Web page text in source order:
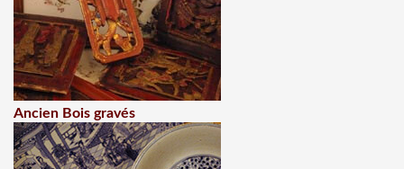
Ancien Bois gravés